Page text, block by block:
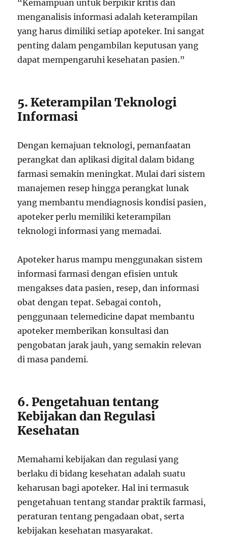
“Kemampuan untuk berpikir kritis dan
menganalisis informasi adalah keterampilan
yang harus dimiliki setiap apoteker. Ini sangat
penting dalam pengambilan keputusan yang
dapat mempengaruhi kesehatan pasien.”
5. Keterampilan Teknologi
Informasi
Dengan kemajuan teknologi, pemanfaatan
perangkat dan aplikasi digital dalam bidang
farmasi semakin meningkat. Mulai dari sistem
manajemen resep hingga perangkat lunak
yang membantu mendiagnosis kondisi pasien,
apoteker perlu memiliki keterampilan
teknologi informasi yang memadai.
Apoteker harus mampu menggunakan sistem
informasi farmasi dengan efisien untuk
mengakses data pasien, resep, dan informasi
obat dengan tepat. Sebagai contoh,
penggunaan telemedicine dapat membantu
apoteker memberikan konsultasi dan
pengobatan jarak jauh, yang semakin relevan
di masa pandemi.
6. Pengetahuan tentang
Kebijakan dan Regulasi
Kesehatan
Memahami kebijakan dan regulasi yang
berlaku di bidang kesehatan adalah suatu
keharusan bagi apoteker. Hal ini termasuk
pengetahuan tentang standar praktik farmasi,
peraturan tentang pengadaan obat, serta
kebijakan kesehatan masyarakat.